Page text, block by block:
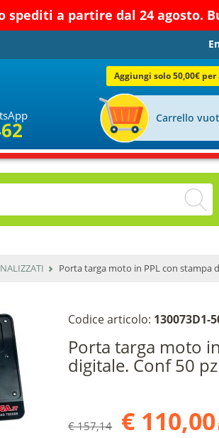
a partire dal 24 agosto.
Aggiungi solo 50,00€
Carrello
Porta targa moto in PPL con stampa
Codice articolo: 130073D1-
Porta targa moto
digitale. Conf 50 pz
€ 157,14 € 110,00